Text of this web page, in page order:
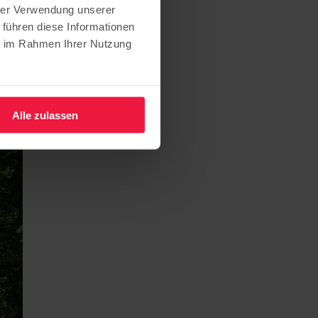
Verwendung unserer
diese Informationen
Rahmen Ihrer Nutzung
Alle zulassen